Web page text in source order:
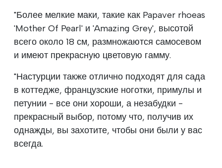
"Более мелкие маки, такие как Papaver rhoeas
'Mother Of Pearl' и 'Amazing Grey', высотой
всего около 18 см, размножаются самосевом
и имеют прекрасную цветовую гамму.
"Настурции также отлично подходят для сада
в коттедже, французские ноготки, примулы и
петунии - все они хороши, а незабудки -
прекрасный выбор, потому что, получив их
однажды, вы захотите, чтобы они были у вас
всегда.